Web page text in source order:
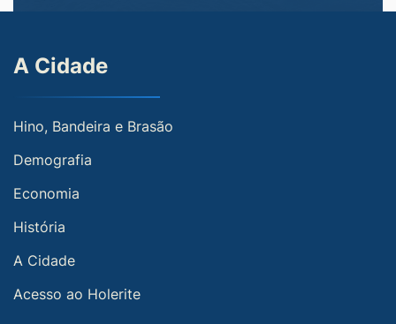
A Cidade
Hino, Bandeira e Brasão
Demografia
Economia
História
A Cidade
Acesso ao Holerite